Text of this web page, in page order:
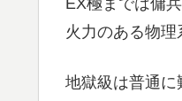
EX極までは傭兵
火力のある物理
地獄級は普通に